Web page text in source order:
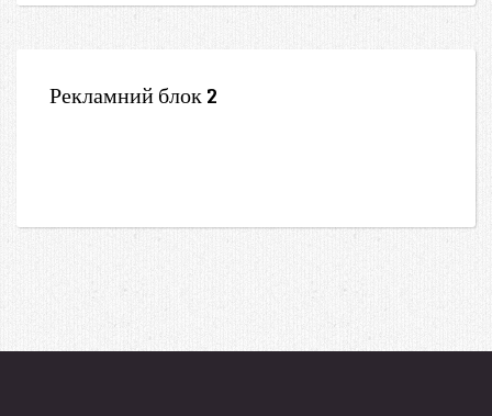
Рекламний блок 2